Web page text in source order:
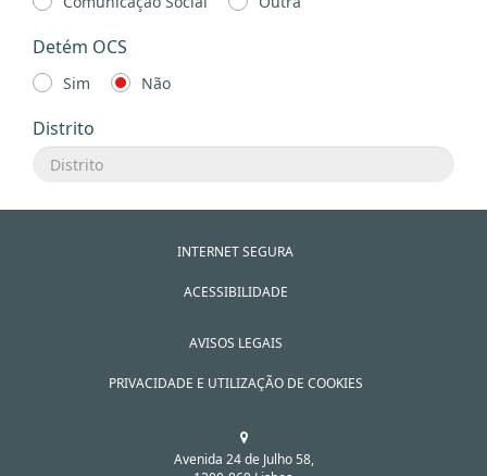
Detém OCS
Sim Não
Distrito
INTERNET SEGURA
ACESSIBILIDADE
AVISOS LEGAIS
PRIVACIDADE E UTILIZAÇÃO DE COOKIES
Avenida 24 de Julho 58,